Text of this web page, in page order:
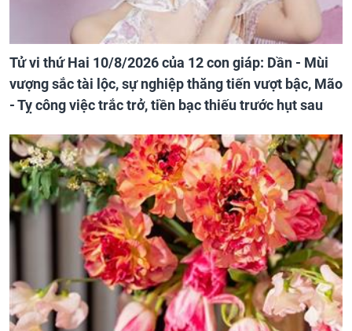
Tử vi thứ Hai 10/8/2026 của 12 con giáp: Dần - Mùi
vượng sắc tài lộc, sự nghiệp thăng tiến vượt bậc, Mão
- Tỵ công việc trắc trở, tiền bạc thiếu trước hụt sau